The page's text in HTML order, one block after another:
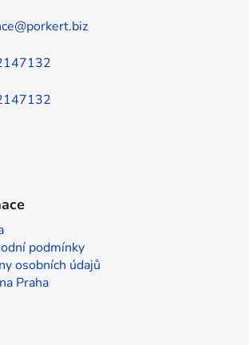
@porkert.biz
podmínky
osobních údajů
Praha